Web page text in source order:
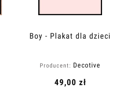
Boy - Plakat dla dzieci
Producent: Decotive
49,00 zł